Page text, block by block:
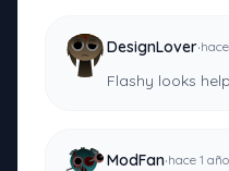
DesignLover·
Flashy looks
ModFan·hace 1 año